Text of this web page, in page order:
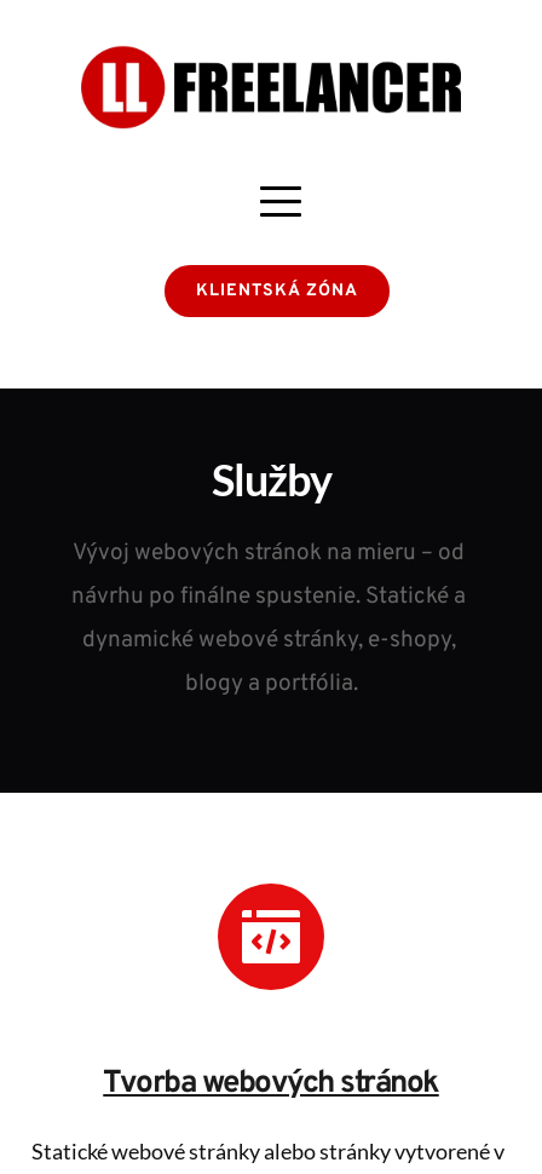
KLIENTSKÁ ZÓNA
Služby
Vývoj webových stránok na mieru – od
návrhu po finálne spustenie. Statické a
dynamické webové stránky, e-shopy,
blogy a portfólia.
Tvorba webových stránok
Statické webové stránky alebo stránky vytvorené v